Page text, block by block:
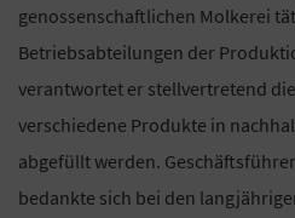
genossenschaftlichen Molkerei
Betriebsabteilungen der
verantwortet er stellvertretend
verschiedene Produkte in
abgefüllt werden.
bedankte sich bei den